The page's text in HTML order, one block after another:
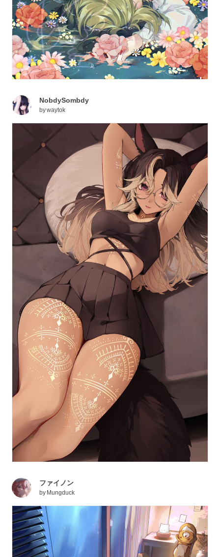
NobdySombdy
bywaytok
ファイノン
by Mungduck